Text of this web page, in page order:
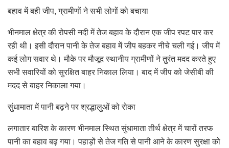
बहाव में बही जीप, ग्रामीणों ने सभी लोगों को बचाया
भीनमाल क्षेत्र की रोपसी नदी में तेज बहाव के दौरान एक जीप रपट पार कर
रही थी। इसी दौरान पानी के तेज बहाव में जीप बहकर नीचे चली गई। जीप में
कई लोग सवार थे। मौके पर मौजूद स्थानीय ग्रामीणों ने तुरंत मदद करते हुए
सभी सवारियों को सुरक्षित बाहर निकाल लिया। बाद में जीप को जेसीबी की
मदद से बाहर निकाला गया।
सुंधामाता में पानी बढ़ने पर श्रद्धालुओं को रोका
लगातार बारिश के कारण भीनमाल स्थित सुंधामाता तीर्थ क्षेत्र में चारों तरफ
पानी का बहाव बढ़ गया। पहाड़ों से तेज गति से पानी आने के कारण सुरक्षा को